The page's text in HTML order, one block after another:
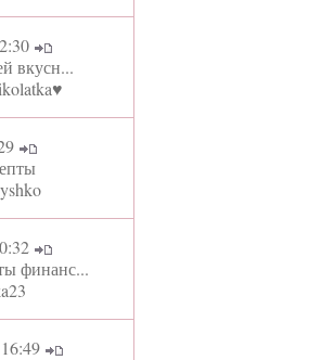
вкусн...
финанс...